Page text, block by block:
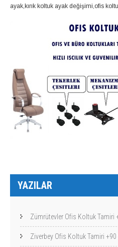
ayak,kırık koltuk ayak değişimi,ofis
YAZILAR
Zümrütevler Ofis Koltuk Tamiri
Ziverbey Ofis Koltuk Tamiri